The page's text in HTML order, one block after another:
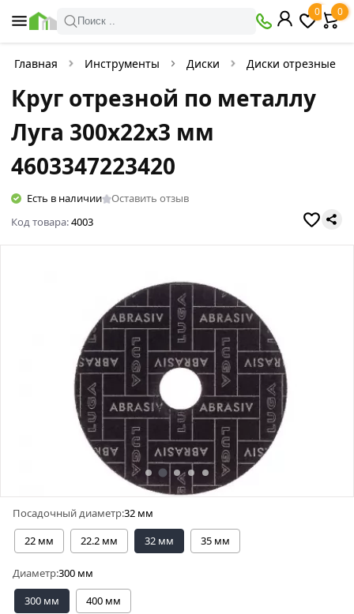
Поиск ..
0 0
Главная Инструменты Диски Диски отрезные
Круг отрезной по металлу
Луга 300х22х3 мм
4603347223420
Есть в наличии
Оставить отзыв
Код товара:4003
Посадочный диаметр:32 мм
22 мм
22.2 мм 32 мм 35 мм
Диаметр:300 мм
300 мм
400 мм